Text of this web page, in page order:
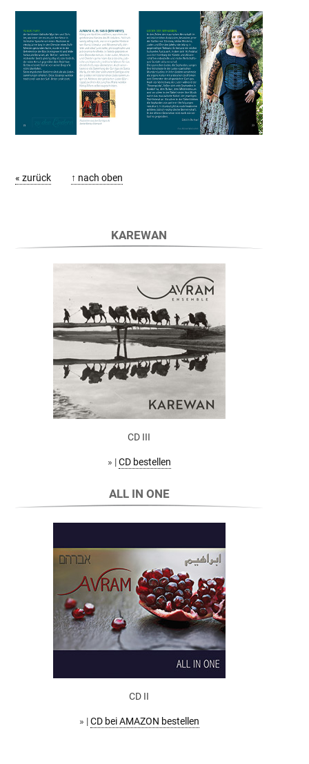
« zurück ↑ nach oben
KAREWAN
CD III
» |CD bestellen
ALL IN ONE
CD II
» |CD bei AMAZON bestellen